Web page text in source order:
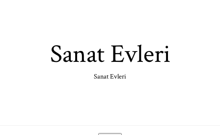
Sanat Evleri
Sanat Evleri